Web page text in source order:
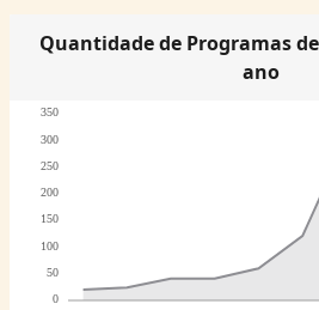
Quantidade de Programas
ano
0
50
100
150
200
250
300
350